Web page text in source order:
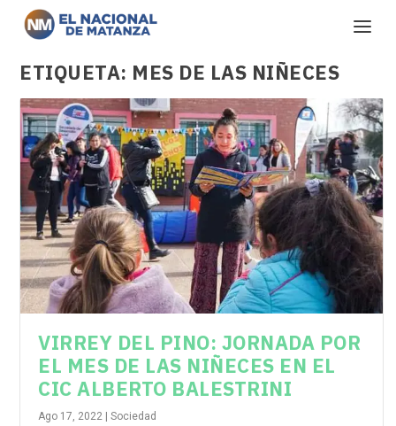
ETIQUETA: MES DE LAS NIÑECES
VIRREY DEL PINO: JORNADA POR
EL MES DE LAS NIÑECES EN EL
CIC ALBERTO BALESTRINI
Ago 17, 2022 |Sociedad